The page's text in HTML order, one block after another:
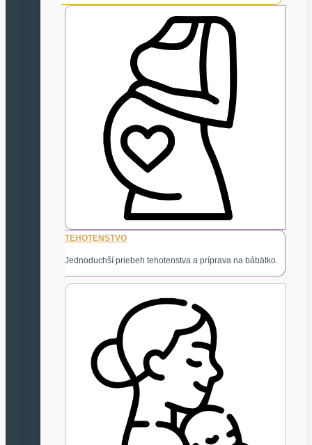
TEHOTENSTVO
Jednoduchší priebeh tehotenstva a príprava na bábätko.